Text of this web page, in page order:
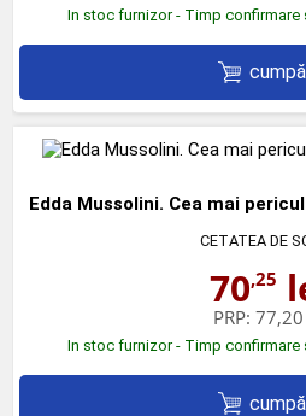
In stoc furnizor - Timp confirmare
Edda Mussolini. Cea mai
CETATEA DE
70,25
PRP:
In stoc furnizor - Timp confirmare